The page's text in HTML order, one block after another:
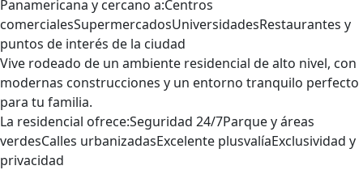
Panamericana y cercano a:Centros
comercialesSupermercadosUniversidadesRestaurantes y
puntos de interés de la ciudad
Vive rodeado de un ambiente residencial de alto nivel, con
modernas construcciones y un entorno tranquilo perfecto
para tu familia.
La residencial ofrece:Seguridad 24/7Parque y áreas
verdesCalles urbanizadasExcelente plusvalíaExclusividad y
privacidad